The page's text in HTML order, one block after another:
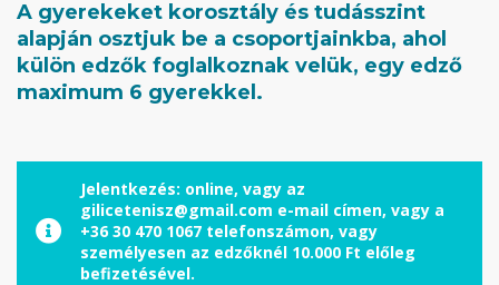
A gyerekeket korosztály és tudásszint
alapján osztjuk be a csoportjainkba, ahol
külön edzők foglalkoznak velük, egy edző
maximum 6 gyerekkel.
Jelentkezés: online, vagy az
gilicetenisz@gmail.com e-mail címen, vagy a
+36 30 470 1067 telefonszámon, vagy
személyesen az edzőknél 10.000 Ft előleg
befizetésével.